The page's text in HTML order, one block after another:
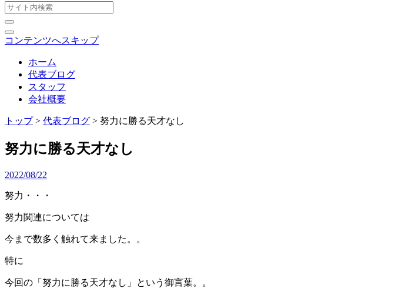
コンテンツへスキップ
ホーム
代表ブログ
スタッフ
会社概要
トップ> 代表ブログ > 努力に勝る天才なし
努力に勝る天才なし
2022/08/22
努力・・・
努力関連については
今まで数多く触れて来ました。。
特に
今回の「努力に勝る天才なし」という御言葉。。